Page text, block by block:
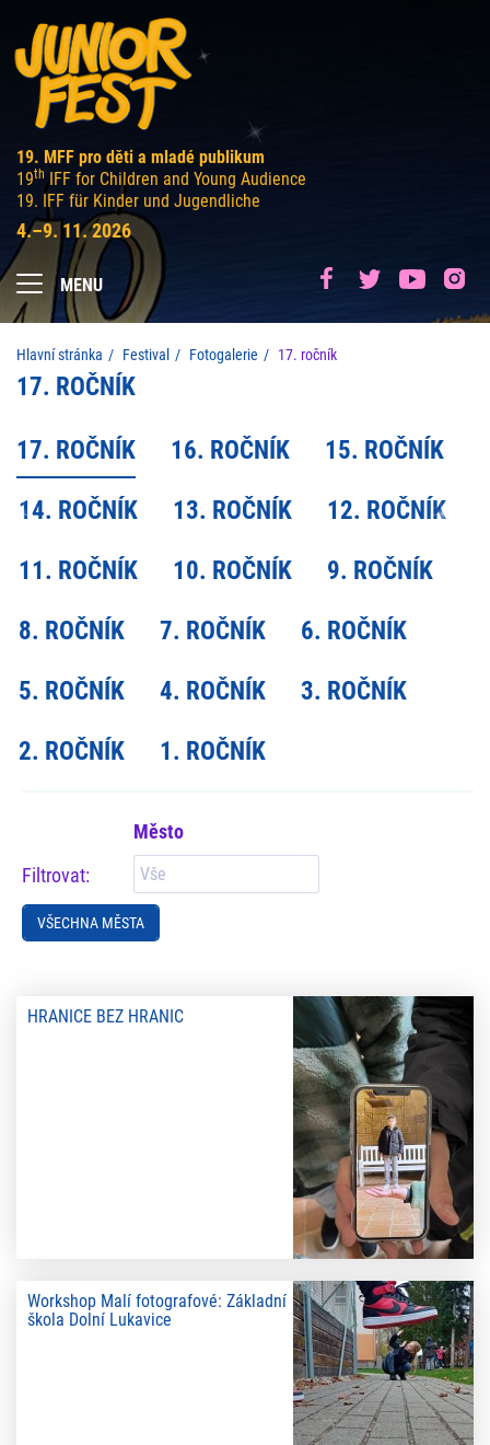
19. MFF pro děti a mladé publikum
19th IFF for Children and Young Audience
19. IFF für Kinder und Jugendliche
4.–9. 11. 2026
MENU
Hlavní stránka Festival Fotogalerie 17. ročník
17. ROČNÍK
17. ROČNÍK 16. ROČNÍK 15. ROČNÍK
14. ROČNÍK 13. ROČNÍK 12. ROČNÍK
11. ROČNÍK 10. ROČNÍK 9. ROČNÍK
8. ROČNÍK 7. ROČNÍK 6. ROČNÍK
5. ROČNÍK 4. ROČNÍK 3. ROČNÍK
2. ROČNÍK 1. ROČNÍK
Filtrovat:
Město
VŠECHNA MĚSTA
HRANICE BEZ HRANIC
Workshop Malí fotografové: Základní
škola Dolní Lukavice